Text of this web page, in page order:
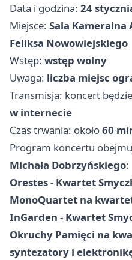
Data i godzina: 24
Miejsce: Sala Kameralna
Feliksa Nowowiejskiego
Wstęp: wstęp wolny
Uwaga: liczba miejsc
Transmisja: koncert będzie
w internecie
Czas trwania: około60
Program koncertu
Michała Dobrzyńskiego:
Orestes - Kwartet
MonoQuartet na
InGarden - Kwartet
Okruchy Pamięci na
syntezatory i